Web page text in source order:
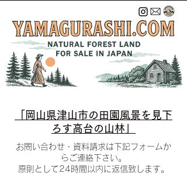
「​岡山県津山市の田園風景を見下
ろす高台の山林」
お問い合わせ・資料請求は下記フォームか
らご連絡下さい。
​原則として24時間以内に返信致します。